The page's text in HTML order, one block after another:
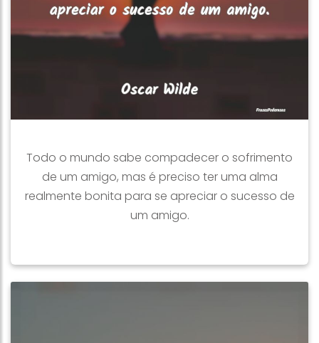
Todo o mundo sabe compadecer o sofrimento
de um amigo, mas é preciso ter uma alma
realmente bonita para se apreciar o sucesso de
um amigo.